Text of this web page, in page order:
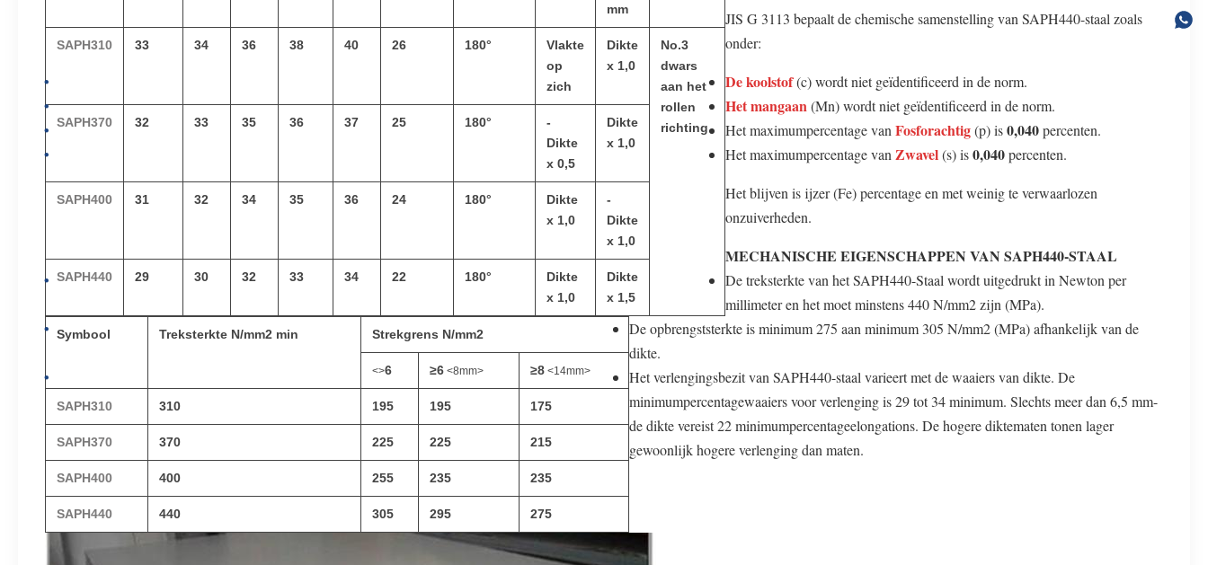
mm
SAPH310 33 34 36 38 40 26 180°
Vlakte
op
zich
Dikte
x 1,0
No.3
dwars
aan het
rollen
richting
SAPH370 32 33 35 36 37 25 180°
-
Dikte
x 0,5
Dikte
x 1,0
SAPH400 31 32 34 35 36 24 180°
Dikte
x 1,0
-
Dikte
x 1,0
SAPH440 29 30 32 33 34 22 180°
Dikte
x 1,0
Dikte
x 1,5
Symbool Treksterkte N/mm2 min Strekgrens N/mm2
<>6 ≥6 <8mm> ≥8 <14mm>
SAPH310 310 195 195 175
SAPH370 370 225 225 215
SAPH400 400 255 235 235
SAPH440 440 305 295 275
JIS G 3113 bepaalt de chemische samenstelling van SAPH440-staal zoals
onder:
De koolstof(c) wordt niet geïdentificeerd in de norm.
Het mangaan(Mn) wordt niet geïdentificeerd in de norm.
Het maximumpercentage van Fosforachtig(p) is0,040percenten.
Het maximumpercentage van Zwavel(s) is0,040percenten.
Het blijven is ijzer (Fe) percentage en met weinig te verwaarlozen
onzuiverheden.
MECHANISCHE EIGENSCHAPPEN VAN SAPH440-STAAL
De treksterkte van het SAPH440-Staal wordt uitgedrukt in Newton per
millimeter en het moet minstens 440 N/mm2 zijn (MPa).
De opbrengststerkte is minimum 275 aan minimum 305 N/mm2 (MPa) afhankelijk van de
dikte.
Het verlengingsbezit van SAPH440-staal varieert met de waaiers van dikte. De
minimumpercentagewaaiers voor verlenging is 29 tot 34 minimum. Slechts meer dan 6,5 mm-
de dikte vereist 22 minimumpercentageelongations. De hogere diktematen tonen lager
gewoonlijk hogere verlenging dan maten.